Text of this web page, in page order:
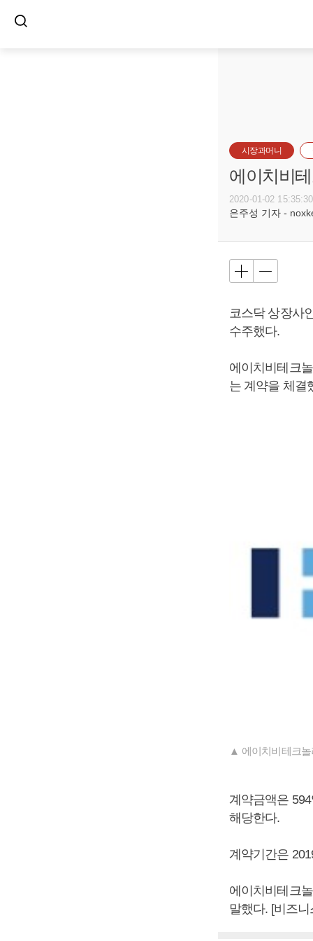
시장과머니
에이치비
2020-01-02 15:35:30
은주성 기자 -
코스닥 상장사
수주했다.
에이치비테크
는 계약을 체결
▲ 에이치비테크놀
계약금액은
해당한다.
계약기간은
에이치비테크
말했다. [비즈